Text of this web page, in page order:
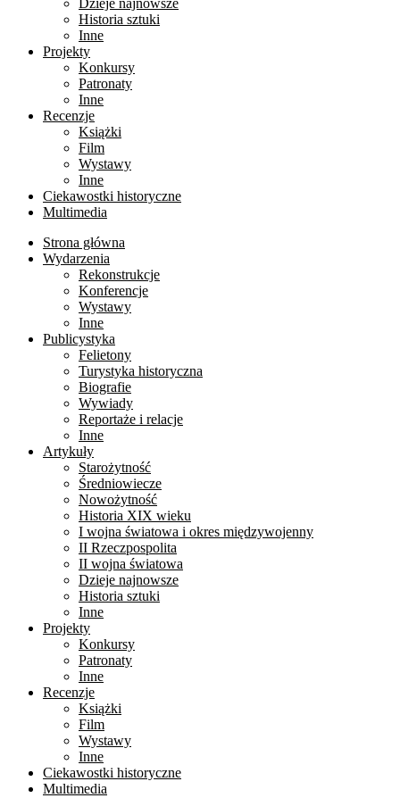
Dzieje najnowsze
Historia sztuki
Inne
Projekty
Konkursy
Patronaty
Inne
Recenzje
Książki
Film
Wystawy
Inne
Ciekawostki historyczne
Multimedia
Strona główna
Wydarzenia
Rekonstrukcje
Konferencje
Wystawy
Inne
Publicystyka
Felietony
Turystyka historyczna
Biografie
Wywiady
Reportaże i relacje
Inne
Artykuły
Starożytność
Średniowiecze
Nowożytność
Historia XIX wieku
I wojna światowa i okres międzywojenny
II Rzeczpospolita
II wojna światowa
Dzieje najnowsze
Historia sztuki
Inne
Projekty
Konkursy
Patronaty
Inne
Recenzje
Książki
Film
Wystawy
Inne
Ciekawostki historyczne
Multimedia